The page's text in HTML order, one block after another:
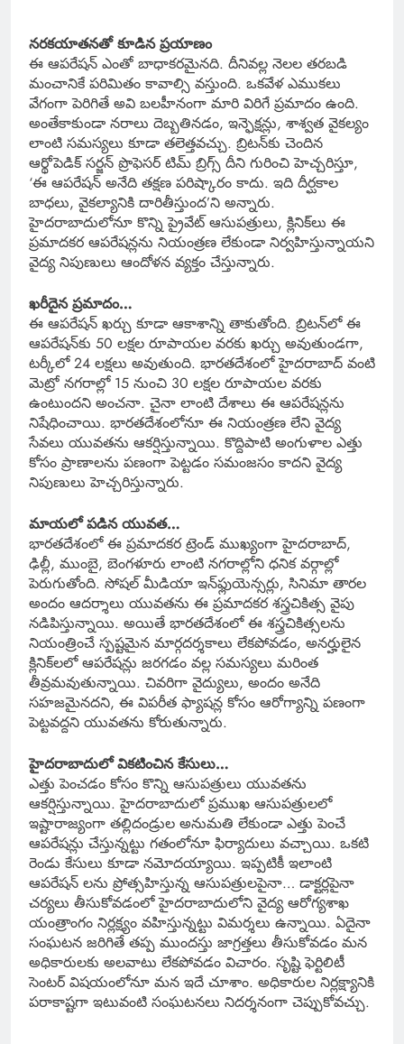
నరకయాతనతో కూడిన ప్రయాణం
ఈ ఆపరేషన్ ఎంతో బాధాకరమైనది. దీనివల్ల నెలల తరబడి
మంచానికే పరిమితం కావాల్సి వస్తుంది. ఒకవేళ ఎముకలు
వేగంగా పెరిగితే అవి బలహీనంగా మారి విరిగే ప్రమాదం ఉంది.
అంతేకాకుండా నరాలు దెబ్బతినడం, ఇన్ఫెక్షన్లు, శాశ్వత వైకల్యం
లాంటి సమస్యలు కూడా తలెత్తవచ్చు. బ్రిటన్‌కు చెందిన
ఆర్థోపెడిక్ సర్జన్ ప్రొఫెసర్ టిమ్ బ్రిగ్స్ దీని గురించి హెచ్చరిస్తూ,
‘ఈ ఆపరేషన్ అనేది తక్షణ పరిష్కారం కాదు. ఇది దీర్ఘకాల
బాధలు, వైకల్యానికి దారితీస్తుంద’ని అన్నారు.
హైదరాబాదులోనూ కొన్ని ప్రైవేట్ ఆసుపత్రులు, క్లినిక్‌లు ఈ
ప్రమాదకర ఆపరేషన్లను నియంత్రణ లేకుండా నిర్వహిస్తున్నాయని
వైద్య నిపుణులు ఆందోళన వ్యక్తం చేస్తున్నారు.
ఖరీదైన ప్రమాదం…
ఈ ఆపరేషన్ ఖర్చు కూడా ఆకాశాన్ని తాకుతోంది. బ్రిటన్‌లో ఈ
ఆపరేషన్‌కు 50 లక్షల రూపాయల వరకు ఖర్చు అవుతుండగా,
టర్కీలో 24 లక్షలు అవుతుంది. భారతదేశంలో హైదరాబాద్ వంటి
మెట్రో నగరాల్లో 15 నుంచి 30 లక్షల రూపాయల వరకు
ఉంటుందని అంచనా. చైనా లాంటి దేశాలు ఈ ఆపరేషన్లను
నిషేధించాయి. భారతదేశంలోనూ ఈ నియంత్రణ లేని వైద్య
సేవలు యువతను ఆకర్షిస్తున్నాయి. కొద్దిపాటి అంగుళాల ఎత్తు
కోసం ప్రాణాలను పణంగా పెట్టడం సమంజసం కాదని వైద్య
నిపుణులు హెచ్చరిస్తున్నారు.
మాయలో పడిన యువత…
భారతదేశంలో ఈ ప్రమాదకర ట్రెండ్ ముఖ్యంగా హైదరాబాద్,
ఢిల్లీ, ముంబై, బెంగళూరు లాంటి నగరాల్లోని ధనిక వర్గాల్లో
పెరుగుతోంది. సోషల్ మీడియా ఇన్‌ఫ్లుయెన్సర్లు, సినిమా తారల
అందం ఆదర్శాలు యువతను ఈ ప్రమాదకర శస్త్రచికిత్స వైపు
నడిపిస్తున్నాయి. అయితే భారతదేశంలో ఈ శస్త్రచికిత్సలను
నియంత్రించే స్పష్టమైన మార్గదర్శకాలు లేకపోవడం, అనర్హులైన
క్లినిక్‌లలో ఆపరేషన్లు జరగడం వల్ల సమస్యలు మరింత
తీవ్రమవుతున్నాయి. చివరిగా వైద్యులు, అందం అనేది
సహజమైనదని, ఈ విపరీత ఫ్యాషన్ల కోసం ఆరోగ్యాన్ని పణంగా
పెట్టవద్దని యువతను కోరుతున్నారు.
హైదరాబాదులో వికటించిన కేసులు…
ఎత్తు పెంచడం కోసం కొన్ని ఆసుపత్రులు యువతను
ఆకర్షిస్తున్నాయి. హైదరాబాదులో ప్రముఖ ఆసుపత్రులలో
ఇష్టారాజ్యంగా తల్లిదండ్రుల అనుమతి లేకుండా ఎత్తు పెంచే
ఆపరేషన్లు చేస్తున్నట్టు గతంలోనూ ఫిర్యాదులు వచ్చాయి. ఒకటి
రెండు కేసులు కూడా నమోదయ్యాయి. ఇప్పటికీ ఇలాంటి
ఆపరేషన్ లను ప్రోత్సహిస్తున్న ఆసుపత్రులపైనా… డాక్టర్లపైనా
చర్యలు తీసుకోవడంలో హైదరాబాదులోని వైద్య ఆరోగ్యశాఖ
యంత్రాంగం నిర్లక్ష్యం వహిస్తున్నట్టు విమర్శలు ఉన్నాయి. ఏదైనా
సంఘటన జరిగితే తప్ప ముందస్తు జాగ్రత్తలు తీసుకోవడం మన
అధికారులకు అలవాటు లేకపోవడం విచారం. సృష్టి ఫెర్టిలిటీ
సెంటర్ విషయంలోనూ మన ఇదే చూశాం. అధికారుల నిర్లక్ష్యానికి
పరాకాష్టగా ఇటువంటి సంఘటనలు నిదర్శనంగా చెప్పుకోవచ్చు.